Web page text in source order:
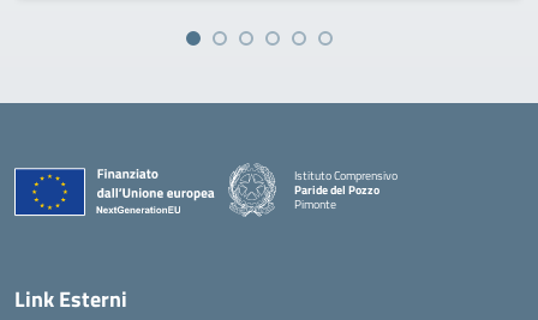
Istituto Comprensivo
Paride del Pozzo
Pimonte
Link Esterni